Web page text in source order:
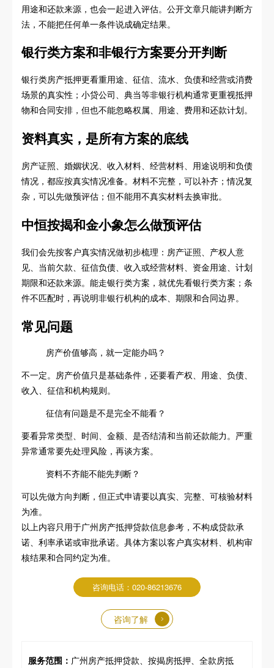
用途和还款来源，也会一起进入评估。公开文章只能讲判断方
法，不能把任何单一条件说成确定结果。
银行类方案和非银行方案要分开判断
银行类房产抵押更看重用途、征信、流水、负债和经营或消费
场景的真实性；小贷公司、典当等非银行机构通常更重视抵押
物和合同安排，但也不能忽略权属、用途、费用和还款计划。
资料真实，是所有方案的底线
房产证照、婚姻状况、收入材料、经营材料、用途说明和负债
情况，都应按真实情况准备。材料不完整，可以补齐；情况复
杂，可以先做预评估；但不能用不真实材料去换审批。
中恒按揭和金小象怎么做预评估
我们会先按客户真实情况做初步梳理：房产证照、产权人意
见、当前欠款、征信负债、收入或经营材料、资金用途、计划
期限和还款来源。能走银行类方案，就优先看银行类方案；条
件不匹配时，再说明非银行机构的成本、期限和合同边界。
常见问题
房产价值够高，就一定能办吗？
不一定。房产价值只是基础条件，还要看产权、用途、负债、
收入、征信和机构规则。
征信有问题是不是完全不能看？
要看异常类型、时间、金额、是否结清和当前还款能力。严重
异常通常要先处理风险，再谈方案。
资料不齐能不能先判断？
可以先做方向判断，但正式申请要以真实、完整、可核验材料
为准。
以上内容只用于广州房产抵押贷款信息参考，不构成贷款承
诺、利率承诺或审批承诺。具体方案以客户真实材料、机构审
核结果和合同约定为准。
咨询电话：020-86213676
咨询了解
服务范围： 广州房产抵押贷款、按揭房抵押、全款房抵